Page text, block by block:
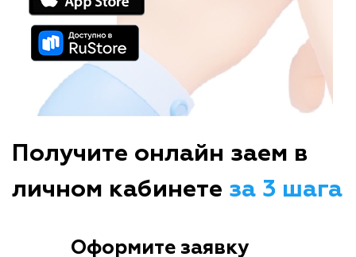
Получите онлайн заем в
личном кабинете за 3 шага
Оформите заявку